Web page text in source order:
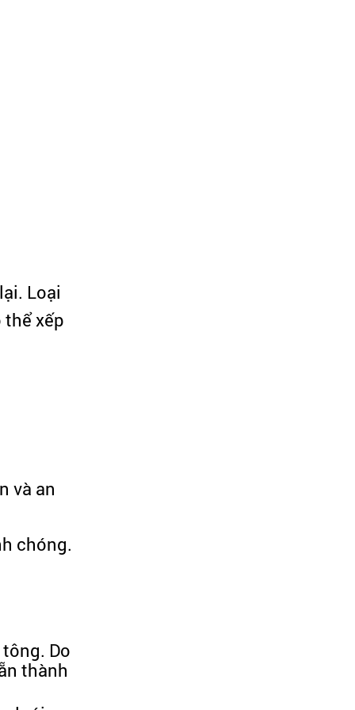
Loại
xếp
và an
chóng.
Do
thành